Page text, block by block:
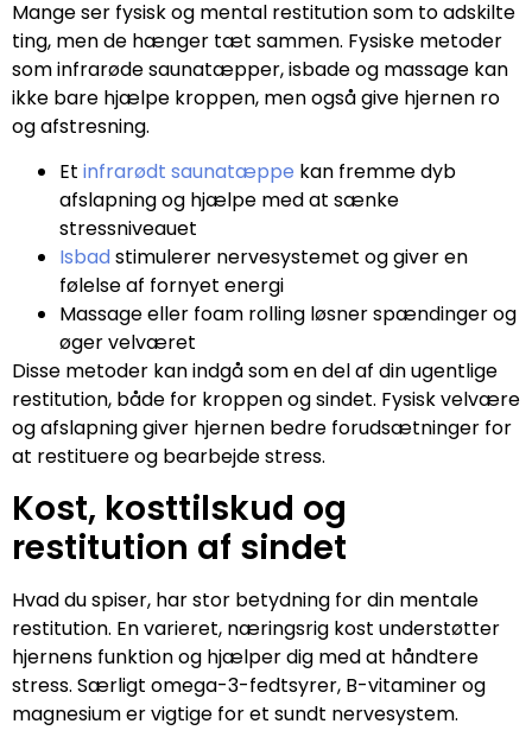
Mange ser fysisk og mental restitution som to adskilte
ting, men de hænger tæt sammen. Fysiske metoder
som infrarøde saunatæpper, isbade og massage kan
ikke bare hjælpe kroppen, men også give hjernen ro
og afstresning.
Et infrarødt saunatæppe kan fremme dyb
afslapning og hjælpe med at sænke
stressniveauet
Isbadstimulerer nervesystemet og giver en
følelse af fornyet energi
Massage eller foam rolling løsner spændinger og
øger velværet
Disse metoder kan indgå som en del af din ugentlige
restitution, både for kroppen og sindet. Fysisk velvære
og afslapning giver hjernen bedre forudsætninger for
at restituere og bearbejde stress.
Kost, kosttilskud og
restitution af sindet
Hvad du spiser, har stor betydning for din mentale
restitution. En varieret, næringsrig kost understøtter
hjernens funktion og hjælper dig med at håndtere
stress. Særligt omega-3-fedtsyrer, B-vitaminer og
magnesium er vigtige for et sundt nervesystem.